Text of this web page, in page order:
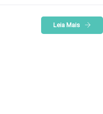
Leia Mais